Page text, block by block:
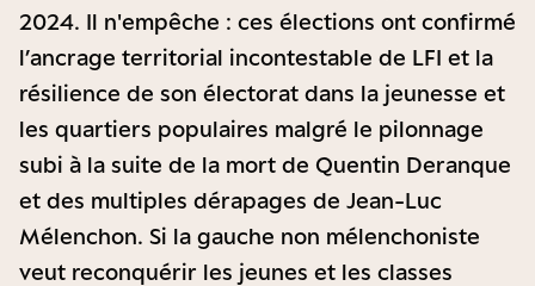
2024. Il n'empêche : ces élections ont confirmé
l’ancrage territorial incontestable de LFI et la
résilience de son électorat dans la jeunesse et
les quartiers populaires malgré le pilonnage
subi à la suite de la mort de Quentin Deranque
et des multiples dérapages de Jean-Luc
Mélenchon. Si la gauche non mélenchoniste
veut reconquérir les jeunes et les classes